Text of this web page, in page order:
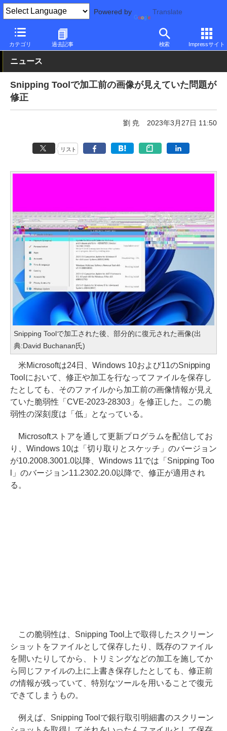
Powered by Translate
カテゴリ 過去記事 検索 Impressサイト
PC Watch ソフトウェア/アプリ 不具合
ニュース
Snipping Toolで加工前の画像が見えていた問題が
修正
劉 尭 2023年3月27日 11:50
リスト
Snipping Toolで加工された後、部分的に復元された画像(出
典:David Buchanan氏)
米Microsoftは24日、Windows 10および11のSnipping
Toolにおいて、修正や加工を行なってファイルを保存し
たとしても、そのファイルから加工前の画像情報が見え
ていた脆弱性「CVE-2023-28303」を修正した。この脆
弱性の深刻度は「低」となっている。
Microsoftストアを通して更新プログラムを配信してお
り、Windows 10は「切り取りとスケッチ」のバージョン
が10.2008.3001.0以降、Windows 11では「Snipping Too
l」のバージョン11.2302.20.0以降で、修正が適用され
る。
この脆弱性は、Snipping Tool上で取得したスクリーン
ショットをファイルとして保存したり、既存のファイル
を開いたりしてから、トリミングなどの加工を施してか
ら同じファイルの上に上書き保存したとしても、修正前
の情報が残っていて、特別なツールを用いることで復元
できてしまうもの。
例えば、Snipping Toolで銀行取引明細書のスクリーン